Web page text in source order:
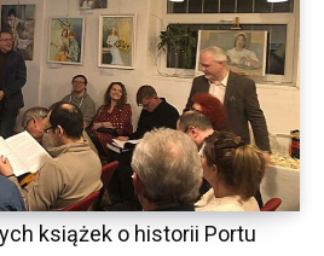
książek o historii Portu